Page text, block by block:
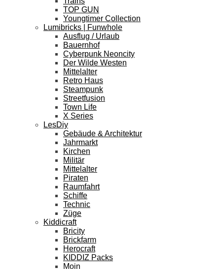
TOP GUN
Youngtimer Collection
Lumibricks | Funwhole
Ausflug / Urlaub
Bauernhof
Cyberpunk Neoncity
Der Wilde Westen
Mittelalter
Retro Haus
Steampunk
Streetfusion
Town Life
X Series
LesDiy
Gebäude & Architektur
Jahrmarkt
Kirchen
Militär
Mittelalter
Piraten
Raumfahrt
Schiffe
Technic
Züge
Kiddicraft
Bricity
Brickfarm
Herocraft
KIDDIZ Packs
Moin